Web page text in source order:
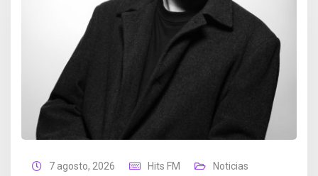
7 agosto, 2026 Hits FM Noticias